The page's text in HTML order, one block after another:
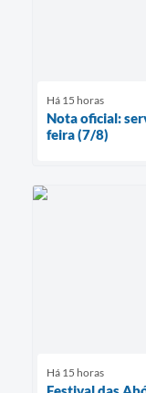
Há 15 horas
Nota oficial:
feira (7/8)
Há 15 horas